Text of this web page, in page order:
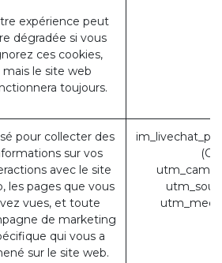
expérience peut
dégradée si vous
ces cookies,
mais le site web
toujours.
pour collecter des
sur vos
avec le site
les pages que vous
vues, et toute
de marketing
qui vous a
sur le site web.